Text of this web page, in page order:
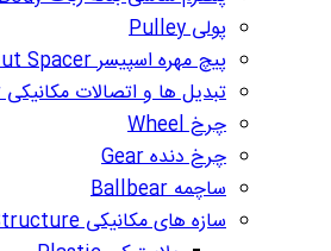
پولی Pulley
پیچ مهره اسپیسر Screw Nut Spacer
تبدیل ها و اتصالات مکانیکی Junction Connector
چرخ Wheel
چرخ دنده Gear
ساچمه Ballbear
سازه های مکانیکی Mechanical Structure